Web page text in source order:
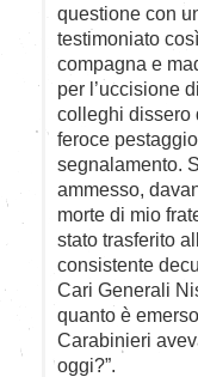
questione con
testimoniato
compagna e
per l’uccisione
colleghi dissero
feroce
segnalamento.
ammesso,
morte di mio
stato trasferito
consistente
Cari Generali
quanto è
Carabinieri
oggi?”.